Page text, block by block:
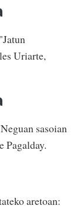
Uriarte,
sasoian
Pagalday.
aretoan: